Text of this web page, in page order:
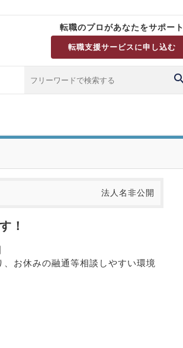
転職のプロがあなたをサポート
転職支援サービスに申し込む
法人名非公開
！
お休みの融通等相談しやすい環境